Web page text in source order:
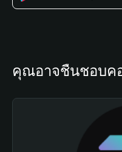
คุณอาจชื่นชอบค